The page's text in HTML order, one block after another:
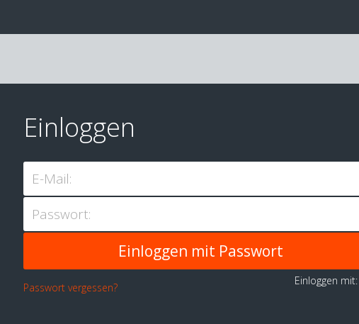
Einloggen
E-Mail:
Passwort:
Passwort vergessen?
Einloggen